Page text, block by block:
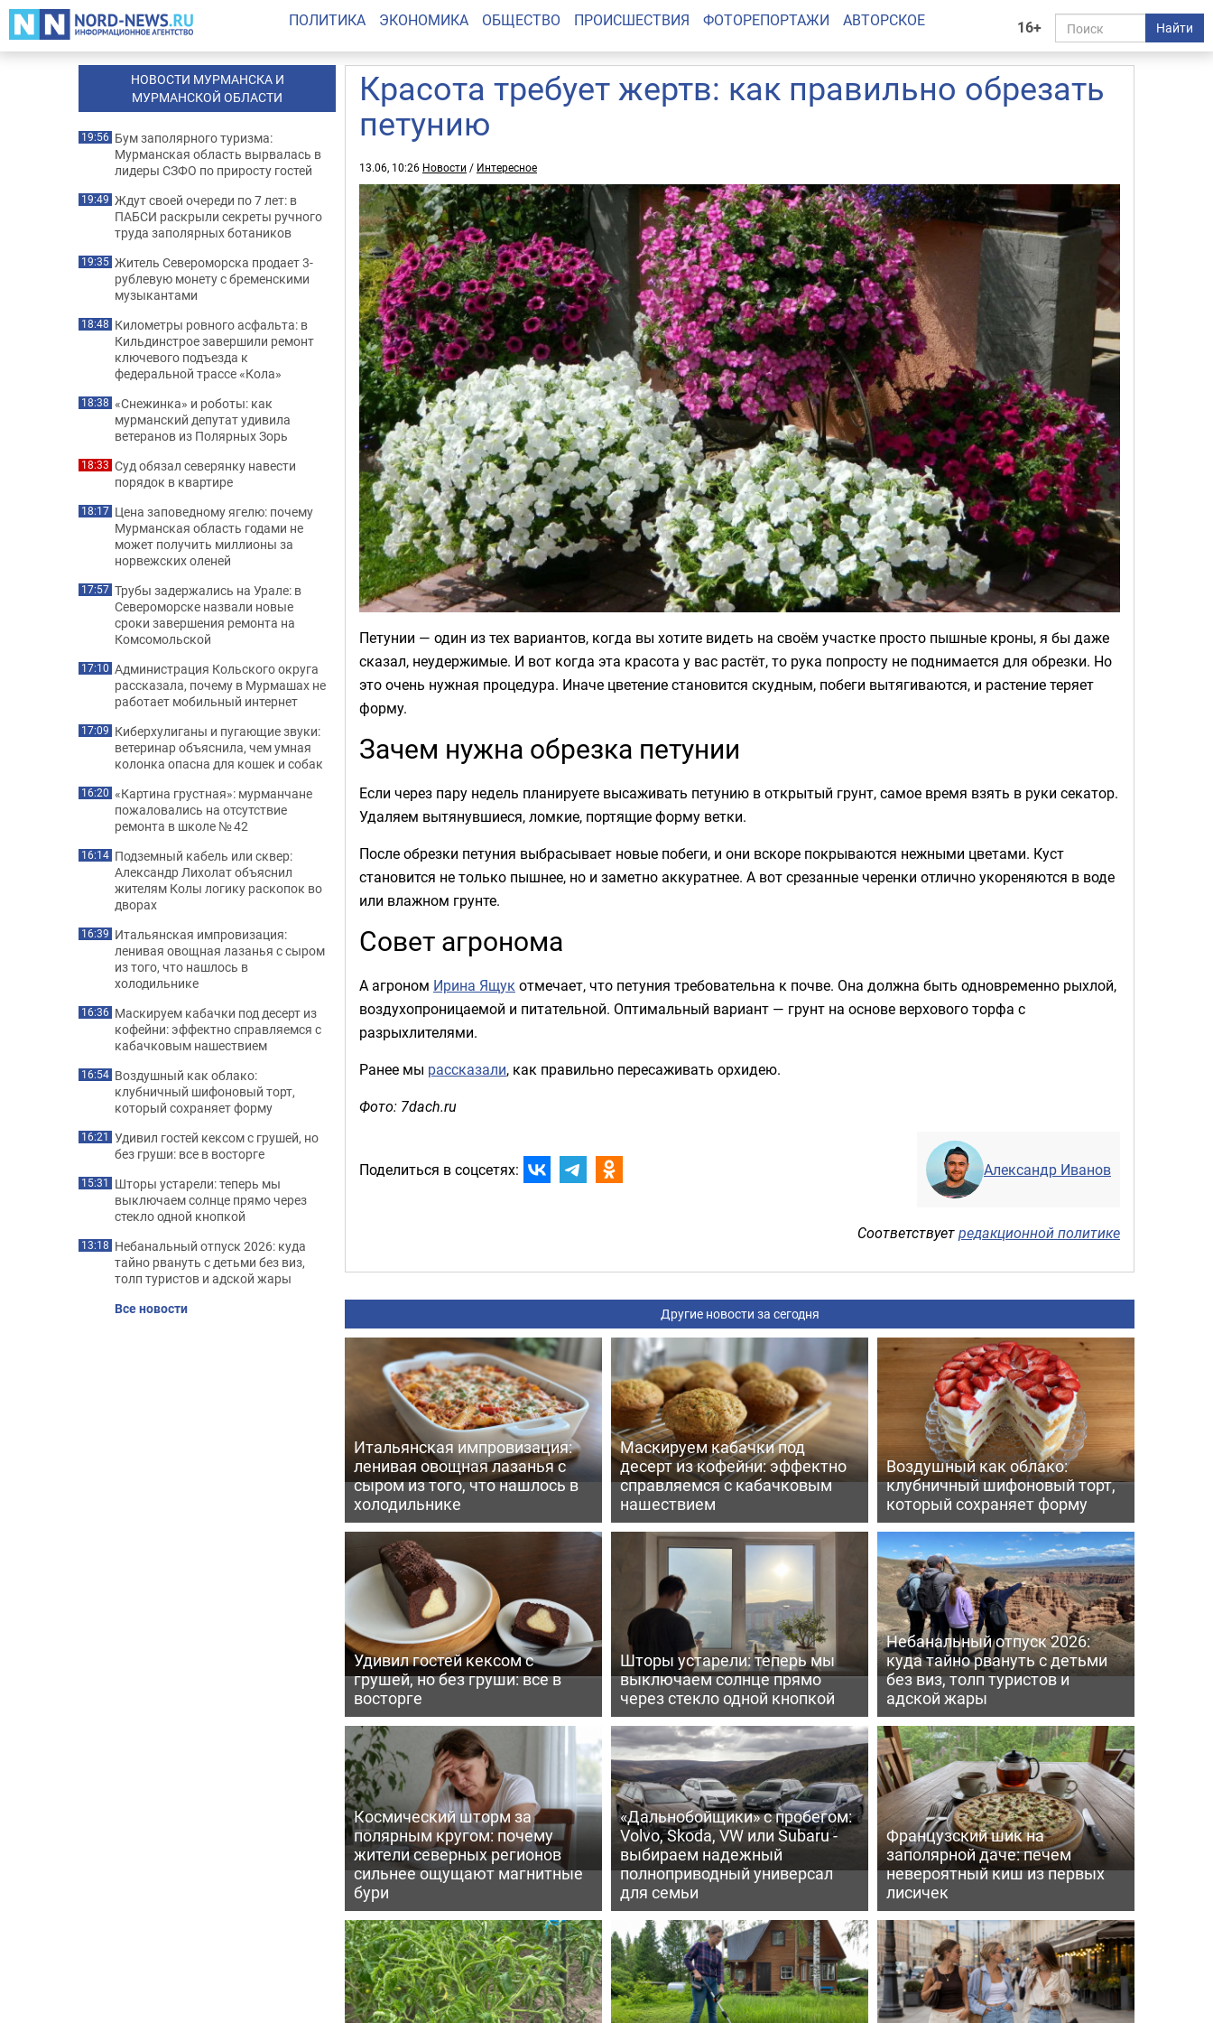
16+ Найти
ПОЛИТИКА ЭКОНОМИКА ОБЩЕСТВО ПРОИСШЕСТВИЯ ФОТОРЕПОРТАЖИ АВТОРСКОЕ
Красота требует жертв: как правильно обрезать
петунию
13.06, 10:26 Новости / Интересное
Петунии — один из тех вариантов, когда вы хотите видеть на своём участке просто пышные кроны, я бы даже
сказал, неудержимые. И вот когда эта красота у вас растёт, то рука попросту не поднимается для обрезки. Но
это очень нужная процедура. Иначе цветение становится скудным, побеги вытягиваются, и растение теряет
форму.
Зачем нужна обрезка петунии
Если через пару недель планируете высаживать петунию в открытый грунт, самое время взять в руки секатор.
Удаляем вытянувшиеся, ломкие, портящие форму ветки.
После обрезки петуния выбрасывает новые побеги, и они вскоре покрываются нежными цветами. Куст
становится не только пышнее, но и заметно аккуратнее. А вот срезанные черенки отлично укореняются в воде
или влажном грунте.
Совет агронома
А агроном Ирина Ящукотмечает, что петуния требовательна к почве. Она должна быть одновременно рыхлой,
воздухопроницаемой и питательной. Оптимальный вариант — грунт на основе верхового торфа с
разрыхлителями.
Ранее мы рассказали, как правильно пересаживать орхидею.
Фото: 7dach.ru
Поделиться в соцсетях: Александр Иванов
Соответствуетредакционной политике
Другие новости за сегодня
Итальянская импровизация:
ленивая овощная лазанья с
сыром из того, что нашлось в
холодильнике
Маскируем кабачки под
десерт из кофейни: эффектно
справляемся с кабачковым
нашествием
Воздушный как облако:
клубничный шифоновый торт,
который сохраняет форму
Удивил гостей кексом с
грушей, но без груши: все в
восторге
Шторы устарели: теперь мы
выключаем солнце прямо
через стекло одной кнопкой
Небанальный отпуск 2026:
куда тайно рвануть с детьми
без виз, толп туристов и
адской жары
Космический шторм за
полярным кругом: почему
жители северных регионов
сильнее ощущают магнитные
бури
«Дальнобойщики» с пробегом:
Volvo, Skoda, VW или Subaru -
выбираем надежный
полноприводный универсал
для семьи
Французский шик на
заполярной даче: печем
невероятный киш из первых
лисичек
НОВОСТИ МУРМАНСКА И
МУРМАНСКОЙ ОБЛАСТИ
19:56 Бум заполярного туризма:
Мурманская область вырвалась в
лидеры СЗФО по приросту гостей
19:49 Ждут своей очереди по 7 лет: в
ПАБСИ раскрыли секреты ручного
труда заполярных ботаников
19:35 Житель Североморска продает 3-
рублевую монету с бременскими
музыкантами
18:48 Километры ровного асфальта: в
Кильдинстрое завершили ремонт
ключевого подъезда к
федеральной трассе «Кола»
18:38 «Снежинка» и роботы: как
мурманский депутат удивила
ветеранов из Полярных Зорь
18:33 Суд обязал северянку навести
порядок в квартире
18:17 Цена заповедному ягелю: почему
Мурманская область годами не
может получить миллионы за
норвежских оленей
17:57 Трубы задержались на Урале: в
Североморске назвали новые
сроки завершения ремонта на
Комсомольской
17:10 Администрация Кольского округа
рассказала, почему в Мурмашах не
работает мобильный интернет
17:09 Киберхулиганы и пугающие звуки:
ветеринар объяснила, чем умная
колонка опасна для кошек и собак
16:20 «Картина грустная»: мурманчане
пожаловались на отсутствие
ремонта в школе № 42
16:14 Подземный кабель или сквер:
Александр Лихолат объяснил
жителям Колы логику раскопок во
дворах
16:39 Итальянская импровизация:
ленивая овощная лазанья с сыром
из того, что нашлось в
холодильнике
16:36 Маскируем кабачки под десерт из
кофейни: эффектно справляемся с
кабачковым нашествием
16:54 Воздушный как облако:
клубничный шифоновый торт,
который сохраняет форму
16:21 Удивил гостей кексом с грушей, но
без груши: все в восторге
15:31 Шторы устарели: теперь мы
выключаем солнце прямо через
стекло одной кнопкой
13:18 Небанальный отпуск 2026: куда
тайно рвануть с детьми без виз,
толп туристов и адской жары
Все новости